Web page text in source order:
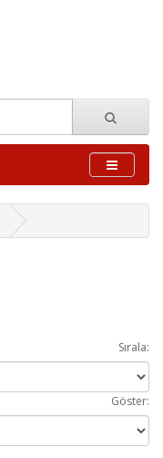
Sırala:
Göster: